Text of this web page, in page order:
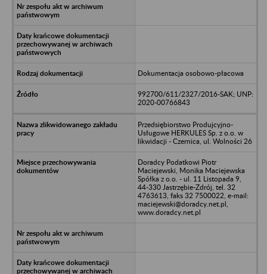
Dokumentacja osobowo-płacowa
992700/611/2327/2016-SAK; UNP:
2020-00766843
Przedsiębiorstwo Produjcyjno-
Usługowe HERKULES Sp. z o.o. w
likwidacji - Czernica, ul. Wolności 26
Doradcy Podatkowi Piotr
Maciejewski, Monika Maciejewska
Spółka z o.o. - ul. 11 Listopada 9,
44-330 Jastrzębie-Zdrój, tel. 32
4763613, faks 32 7500022, e-mail:
maciejewski@doradcy.net.pl,
www.doradcy.net.pl